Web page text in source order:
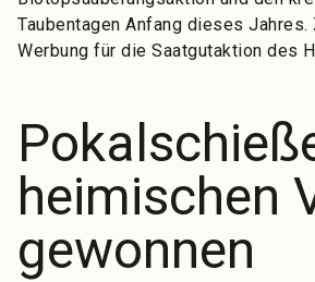
Taubentagen Anfang dieses
Werbung für die Saatgutaktion des
heimischen
gewonnen